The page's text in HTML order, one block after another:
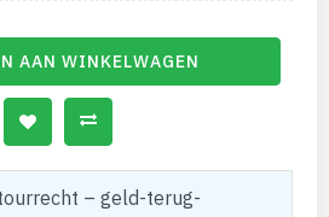
AAN WINKELWAGEN
– geld-terug-